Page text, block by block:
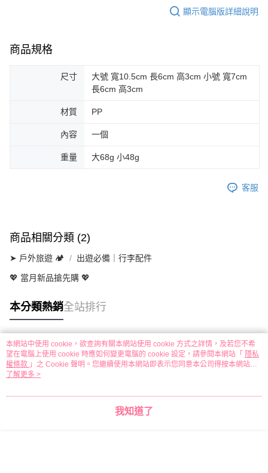
顯示電腦版詳細說明
商品規格
尺寸
大號 寬10.5cm 長6cm 高3cm 小號 寬7cm
長6cm 高3cm
材質 PP
內容 一個
重量 大68g 小48g
客服
商品相關分類 (2)
➤ 戶外旅遊 🏕 出遊必備｜行李配件
💖 當月新品搶先購 💖
本分類熱銷全站排行
熱門標籤
本網站中使用 cookie，欲查詢有關本網站使用 cookie 方式之詳情，及若您不希
望在電腦上使用 cookie 時應如何變更電腦的 cookie 設定，請參閱本網站「 隱私
權條款 」之 Cookie 聲明。您繼續使用本網站即表示您同意本公司得按本網站使
用條款之 Cookie 聲明使用 cookie。
了解更多 >
我知道了